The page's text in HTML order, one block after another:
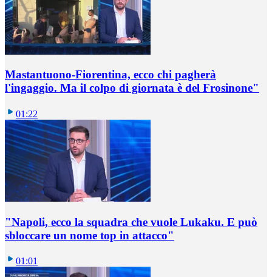
Mastantuono-Fiorentina, ecco chi pagherà
l'ingaggio. Ma il colpo di giornata è del Frosinone"
01:22
"Napoli, ecco la squadra che vuole Lukaku. E può
sbloccare un nome top in attacco"
01:01